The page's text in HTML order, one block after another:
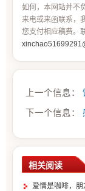
如何，本网站并不
来电或来函联系，
您支付相应稿费。
上一个信息：
下一个信息：
相关阅读
爱情是咖啡，